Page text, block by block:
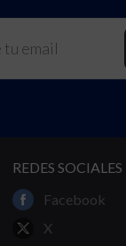
REDES SOCIALES
Facebook
X